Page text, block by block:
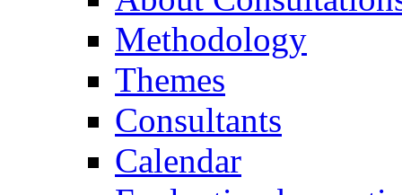
Methodology
Themes
Consultants
Calendar